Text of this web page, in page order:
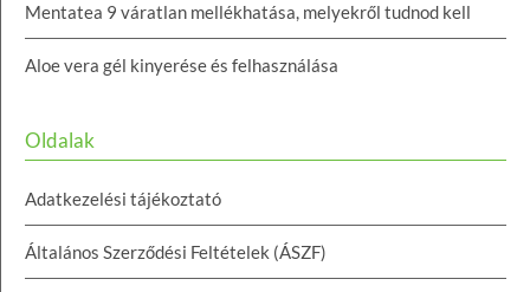
Mentatea 9 váratlan mellékhatása, melyekről tudnod kell
Aloe vera gél kinyerése és felhasználása
Oldalak
Adatkezelési tájékoztató
Általános Szerződési Feltételek (ÁSZF)